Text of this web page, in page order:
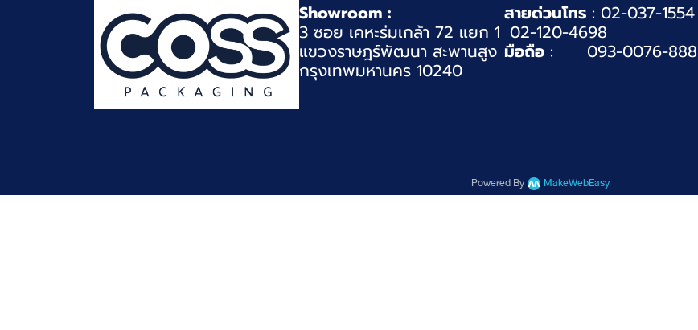
Showroom :
3 ซอย เคหะร่มเกล้า 72 แยก 1
แขวงราษฎร์พัฒนา สะพานสูง
กรุงเทพมหานคร 10240
สายด่วนโทร : 02-037-1554
02-120-4698
มือถือ : 093-0076-888
Powered By MakeWebEasy